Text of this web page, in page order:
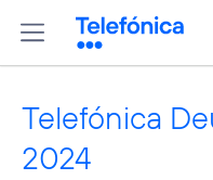
Telefónica
2024